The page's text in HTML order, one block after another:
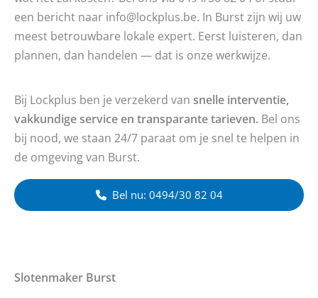
een bericht naar info@lockplus.be. In Burst zijn wij uw
meest betrouwbare lokale expert. Eerst luisteren, dan
plannen, dan handelen — dat is onze werkwijze.
Bij Lockplus ben je verzekerd van snelle interventie,
vakkundige service en transparante tarieven. Bel ons
bij nood, we staan 24/7 paraat om je snel te helpen in
de omgeving van Burst.
Bel nu: 0494/30 82 04
Slotenmaker Burst